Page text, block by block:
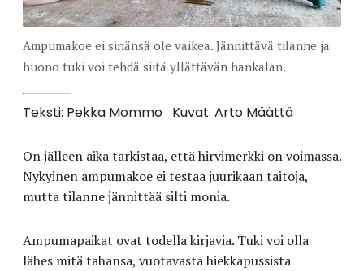
Ampumakoe ei sinänsä ole vaikea. Jännittävä tilanne ja
huono tuki voi tehdä siitä yllättävän hankalan.
Teksti: Pekka Mommo Kuvat: Arto Määttä
On jälleen aika tarkistaa, että hirvimerkki on voimassa.
Nykyinen ampumakoe ei testaa juurikaan taitoja,
mutta tilanne jännittää silti monia.
Ampumapaikat ovat todella kirjavia. Tuki voi olla
lähes mitä tahansa, vuotavasta hiekkapussista